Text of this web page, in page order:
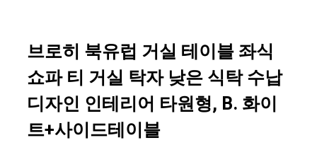
브로히 북유럽 거실 테이블 좌식
쇼파 티 거실 탁자 낮은 식탁 수납
디자인 인테리어 타원형, B. 화이
트+사이드테이블